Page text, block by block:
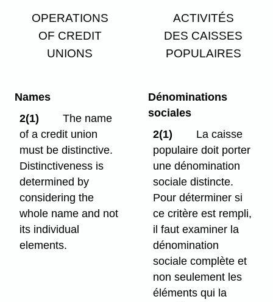
OPERATIONS
OF CREDIT
UNIONS
ACTIVITÉS
DES CAISSES
POPULAIRES
Names
2(1)
The name
of a credit union
must be distinctive.
Distinctiveness is
determined by
considering the
whole name and not
its individual
elements.
Dénominations
sociales
2(1)
La caisse
populaire doit porter
une dénomination
sociale distincte.
Pour déterminer si
ce critère est rempli,
il faut examiner la
dénomination
sociale complète et
non seulement les
éléments qui la